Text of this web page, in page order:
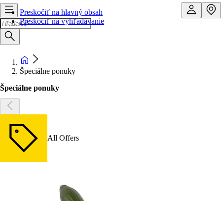
Preskočiť na hlavný obsah
Preskočiť na vyhľadávanie
Špeciálne ponuky
Špeciálne ponuky
All Offers